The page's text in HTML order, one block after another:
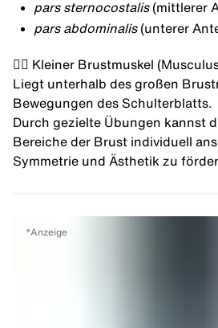
pars sternocostalis(mittlerer
pars abdominalis(unterer
👉🏼 Kleiner Brustmuskel
Liegt unterhalb des großen
Bewegungen des Schulterblatts.
Durch gezielte Übungen kannst
Bereiche der Brust individuell
Symmetrie und Ästhetik zu
*Anzeige